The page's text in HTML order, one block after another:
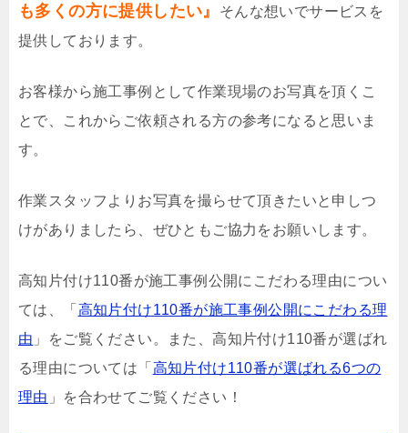
も多くの方に提供したい』
そんな想いでサービスを
提供しております。
お客様から施工事例として作業現場のお写真を頂くこ
とで、これからご依頼される方の参考になると思いま
す。
作業スタッフよりお写真を撮らせて頂きたいと申しつ
けがありましたら、ぜひともご協力をお願いします。
高知片付け110番が施工事例公開にこだわる理由につい
ては、「 高知片付け110番が施工事例公開にこだわる理
由 」をご覧ください。また、高知片付け110番が選ばれ
る理由については「 高知片付け110番が選ばれる6つの
理由 」を合わせてご覧ください！